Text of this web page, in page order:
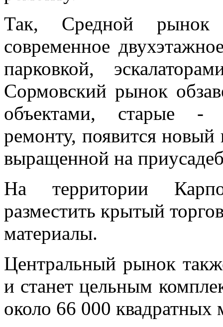
Так, Средной рынок
современное
парковкой,
Сормовский рынок
объектами, старые -
ремонту, появится новый
выращенной на
На территории
разместить крытый
материалы.
Центральный рынок
и станет цельным
около 66 000 квадратных